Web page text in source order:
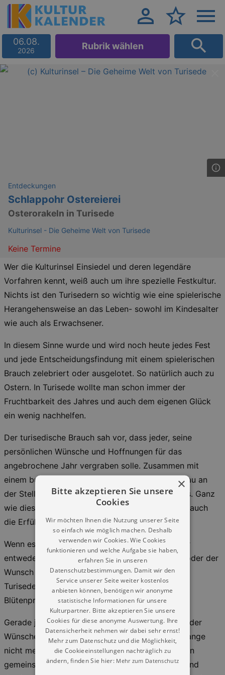
06.08.
2026 Rubrik wählen
Entdeckungen
Schlappohr Ostereierei
Osterorakeln in Turisede
Kulturinsel - Die Geheime Welt von Turisede
Keine Termine
Wer die Kulturinsel Einsiedel und deren legendäre
Vorfahren kennt, weiß auch um ihre spezielle Festkultur.
Nichts ist den Turisedern so wichtig wie eine spielerische
Herangehensweise an das Leben- sowohl im Kindesalter
wie auch als Erwachsener.
In diesem Sinne wurde und wird noch heute jedes Fest
und jede Entscheidungsfindung mit einem spielerischen
Brauch zelebriert oder ausgelotet. So natürlich auch zu
Ostern. In Turisede wollte man schon immer der
Fruchtbarkeit des Jahres und auch dem eigenen Glück
ein wenig nachhelfen.
Der turisedische Brauch sah vor, dass jeder, seine
persönlichen Wünsche und Hoffnungen für das
angebrochene Jahr vergraben solle. Zusammen mit
einem bunt blühenden Zwiebelgewächs und genau an
der Stelle des persönlichen Sternzeichen-Orakels. Ganz
wie diese Blumen dann erblühten, so durfte man auch
die Erfüllung des Wunsches erwarten.
Wenn es mal nicht ganz so gut funktionierte, war
entweder die Sorgfalt beim Pflanzen zu gering, oder der
Wunsch unrealistisch. Auf jeden Fall sorgten die
Turiseder so für eine Hoffnung verbreitende
Blütenpracht.
Gerade jetzt stecken wir doch alle voller dringender
Wünsche und benötigen Hoffnungszeichen wie lange
nicht mehr. Lasst uns also an diesen beiden Tagen
gemeinsam diesen alten Brauch wiederbeleben und
×
Bitte akzeptieren Sie unsere
Cookies
Wir möchten Ihnen die Nutzung unserer Seite
so einfach wie möglich machen. Deshalb
verwenden wir Cookies. Wie Cookies
funktionieren und welche Aufgabe sie haben,
erfahren Sie in unseren
Datenschutzbestimmungen. Damit wir den
Service unserer Seite weiter kostenlos
anbieten können, benötigen wir anonyme
statistische Informationen für unsere
Kulturpartner. Bitte akzeptieren Sie unsere
Cookies für diese anonyme Auswertung. Ihre
Datensicherheit nehmen wir dabei sehr ernst!
Mehr zum Datenschutz und die Möglichkeit,
die Cookieeinstellungen nachträglich zu
ändern, finden Sie hier: Mehr zum Datenschutz